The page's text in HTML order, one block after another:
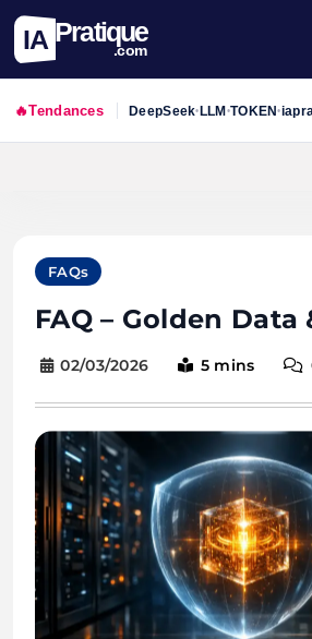
IA Pratique
.com
🔥Tendances DeepSeek•LLM•TOKEN•
FAQs
FAQ – Golden Data
02/03/2026 5 mins